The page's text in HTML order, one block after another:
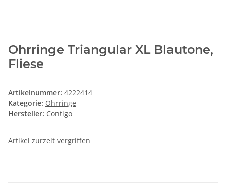
Ohrringe Triangular XL Blautone,
Fliese
Artikelnummer: 4222414
Kategorie: Ohrringe
Hersteller: Contigo
Artikel zurzeit vergriffen